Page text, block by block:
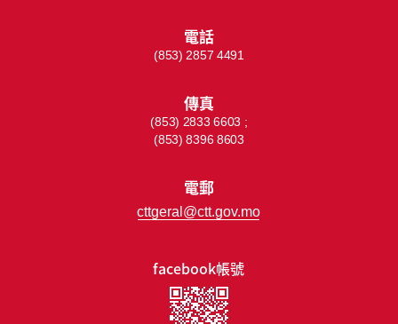
facebook帳號
電話
(853) 2857 4491
傳真
(853) 2833 6603 ;
(853) 8396 8603
電郵
cttgeral@ctt.gov.mo